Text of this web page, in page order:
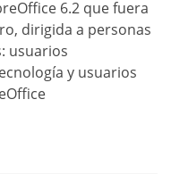
6.2 que fuera
dirigida a personas
usuarios
y usuarios